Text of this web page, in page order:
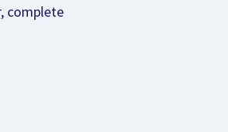
complete